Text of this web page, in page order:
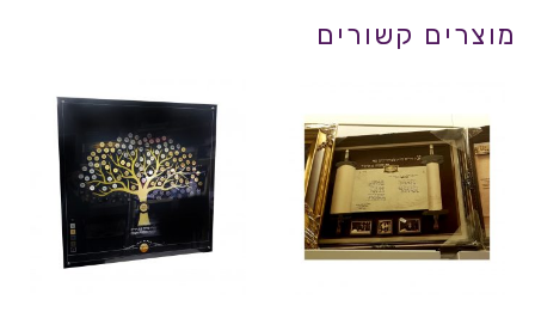
מוצרים קשורים